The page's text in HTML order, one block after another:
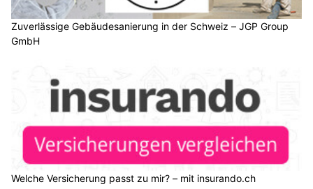
Zuverlässige Gebäudesanierung in der Schweiz – JGP Group
GmbH
Welche Versicherung passt zu mir? – mit insurando.ch